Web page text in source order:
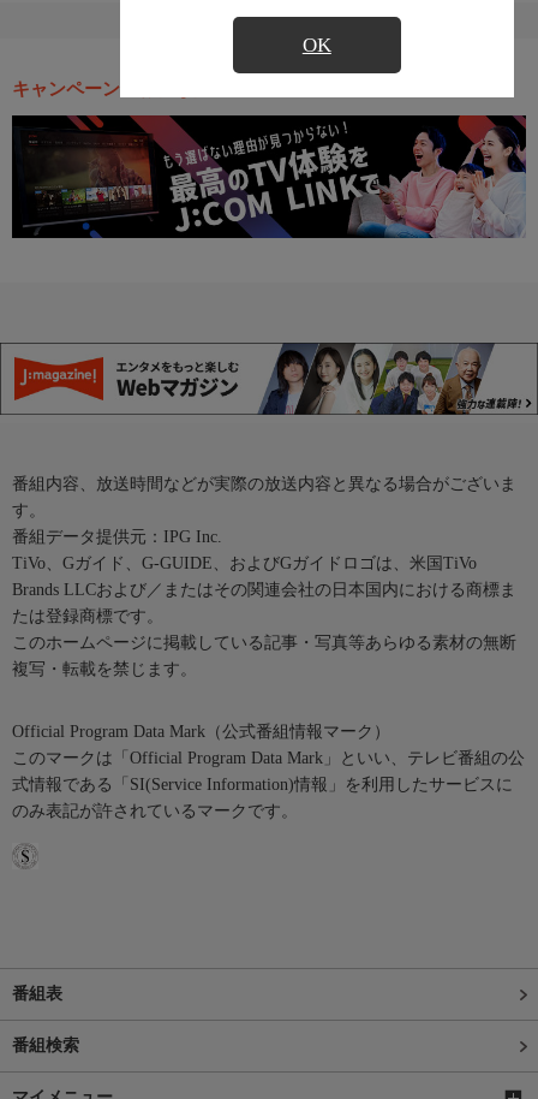
OK
キャンペーン・お得な情報
番組内容、放送時間などが実際の放送内容と異なる場合がございま
す。
番組データ提供元：IPG Inc.
TiVo、Gガイド、G-GUIDE、およびGガイドロゴは、米国TiVo
Brands LLCおよび／またはその関連会社の日本国内における商標ま
たは登録商標です。
このホームページに掲載している記事・写真等あらゆる素材の無断
複写・転載を禁じます。
Official Program Data Mark（公式番組情報マーク）
このマークは「Official Program Data Mark」といい、テレビ番組の公
式情報である「SI(Service Information)情報」を利用したサービスに
のみ表記が許されているマークです。
番組表
番組検索